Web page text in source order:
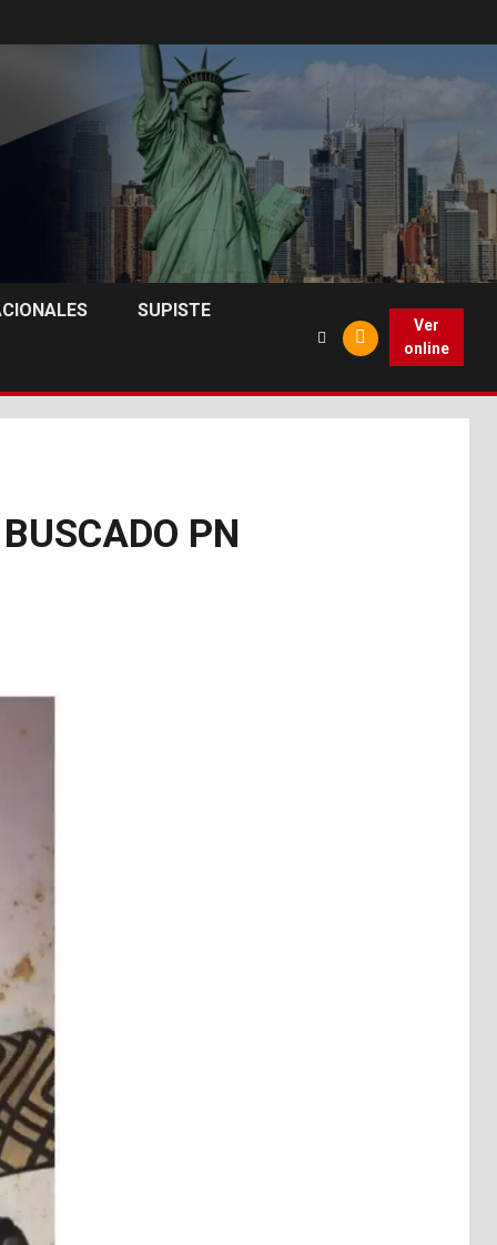
SUPISTE
Ver
online
PN